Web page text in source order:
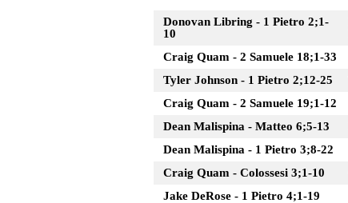
Donovan Libring - 1 Pietro 2;1-
10
Craig Quam - 2 Samuele 18;1-33
Tyler Johnson - 1 Pietro 2;12-25
Craig Quam - 2 Samuele 19;1-12
Dean Malispina - Matteo 6;5-13
Dean Malispina - 1 Pietro 3;8-22
Craig Quam - Colossesi 3;1-10
Jake DeRose - 1 Pietro 4;1-19